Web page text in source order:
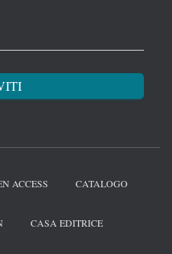
ACCESS CATALOGO
CASA EDITRICE